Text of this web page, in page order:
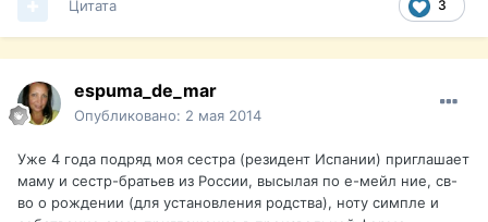
3
Цитата
espuma_de_mar
Опубликовано: 2 мая 2014
Уже 4 года подряд моя сестра (резидент Испании) приглашает
маму и сестр-братьев из России, высылая по е-мейл ние, св-
во о рождении (для установления родства), ноту симпле и